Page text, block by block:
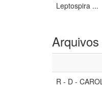
Leptospira ...
R - D -